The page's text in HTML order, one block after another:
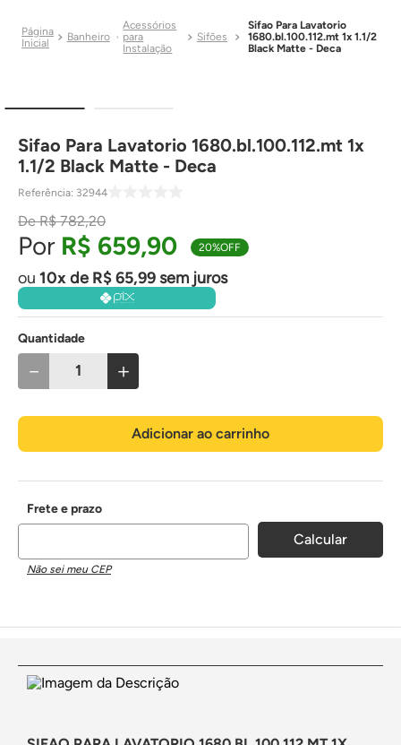
Banheiro
Acessórios
para
Instalação
Sifões
Sifao Para Lavatorio
1680.bl.100.112.mt 1x 1.1/2
Black Matte - Deca
Sifao Para Lavatorio 1680.bl.100.112.mt 1x
1.1/2 Black Matte - Deca
Referência: 32944
R$ 782,20
R$ 659,90 20%OFF
10 de R$65,99sem juros
Quantidade
＋
－
Adicionar ao carrinho
Não sei meu CEP